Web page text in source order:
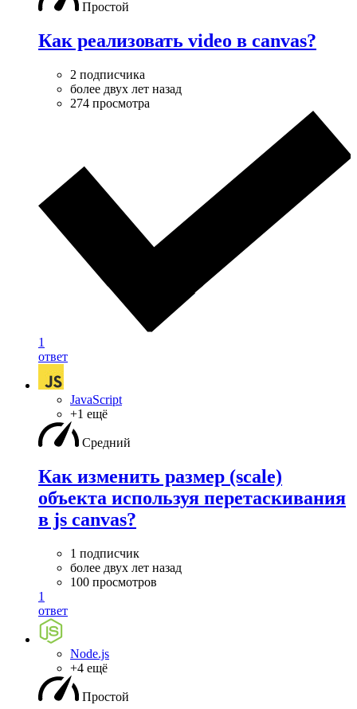
Простой
Как реализовать video в canvas?
2 подписчика
более двух лет назад
274 просмотра
1
ответ
JavaScript
+1 ещё
Средний
Как изменить размер (scale)
объекта используя перетаскивания
в js canvas?
1 подписчик
более двух лет назад
100 просмотров
1
ответ
Node.js
+4 ещё
Простой